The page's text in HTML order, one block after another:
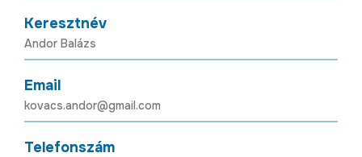
Keresztnév
Email
Telefonszám